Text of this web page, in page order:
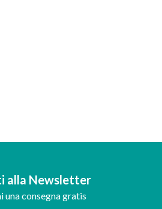
alla Newsletter
una consegna gratis